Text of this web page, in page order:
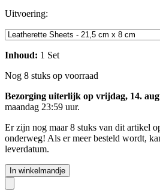
Uitvoering:
Inhoud: 1 Set
Nog 8 stuks op voorraad
Bezorging uiterlijk op vrijdag, 14.
maandag 23:59 uur.
Er zijn nog maar 8 stuks van dit artikel
onderweg! Als er meer besteld wordt,
leverdatum.
In winkelmandje